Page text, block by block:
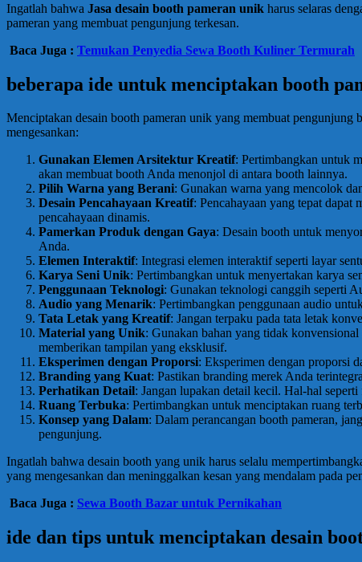
Ingatlah bahwa Jasa desain booth pameran unik harus selaras
pameran yang membuat pengunjung terkesan.
Baca Juga : Temukan Penyedia Sewa Booth Kuliner Termurah
beberapa ide untuk menciptakan booth
Menciptakan desain booth pameran unik yang membuat pengunjung
mengesankan:
Gunakan Elemen Arsitektur Kreatif: Pertimbangkan untuk
akan membuat booth Anda menonjol di antara booth lainnya.
Pilih Warna yang Berani: Gunakan warna yang mencolok
Desain Pencahayaan Kreatif: Pencahayaan yang tepat dapat
pencahayaan dinamis.
Pamerkan Produk dengan Gaya: Desain booth untuk
Anda.
Elemen Interaktif: Integrasi elemen interaktif seperti layar
Karya Seni Unik: Pertimbangkan untuk menyertakan karya
Penggunaan Teknologi: Gunakan teknologi canggih seperti
Audio yang Menarik: Pertimbangkan penggunaan audio
Tata Letak yang Kreatif: Jangan terpaku pada tata letak
Material yang Unik: Gunakan bahan yang tidak
memberikan tampilan yang eksklusif.
Eksperimen dengan Proporsi: Eksperimen dengan proporsi
Branding yang Kuat: Pastikan branding merek Anda
Perhatikan Detail: Jangan lupakan detail kecil. Hal-hal
Ruang Terbuka: Pertimbangkan untuk menciptakan ruang
Konsep yang Dalam: Dalam perancangan booth pameran,
pengunjung.
Ingatlah bahwa desain booth yang unik harus selalu
yang mengesankan dan meninggalkan kesan yang mendalam pada
Baca Juga : Sewa Booth Bazar untuk Pernikahan
ide dan tips untuk menciptakan desain